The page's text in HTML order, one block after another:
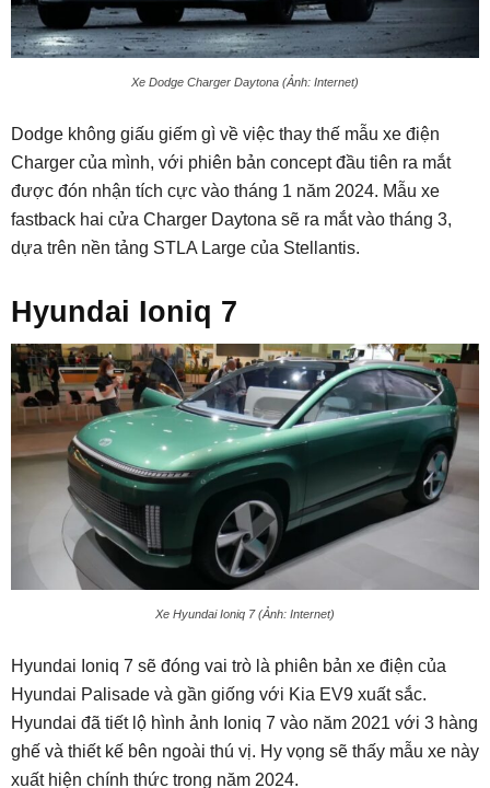
Xe Dodge Charger Daytona (Ảnh: Internet)
Dodge không giấu giếm gì về việc thay thế mẫu xe điện
Charger của mình, với phiên bản concept đầu tiên ra mắt
được đón nhận tích cực vào tháng 1 năm 2024. Mẫu xe
fastback hai cửa Charger Daytona sẽ ra mắt vào tháng 3,
dựa trên nền tảng STLA Large của Stellantis.
Hyundai Ioniq 7
Xe Hyundai Ioniq 7 (Ảnh: Internet)
Hyundai Ioniq 7 sẽ đóng vai trò là phiên bản xe điện của
Hyundai Palisade và gần giống với Kia EV9 xuất sắc.
Hyundai đã tiết lộ hình ảnh Ioniq 7 vào năm 2021 với 3 hàng
ghế và thiết kế bên ngoài thú vị. Hy vọng sẽ thấy mẫu xe này
xuất hiện chính thức trong năm 2024.